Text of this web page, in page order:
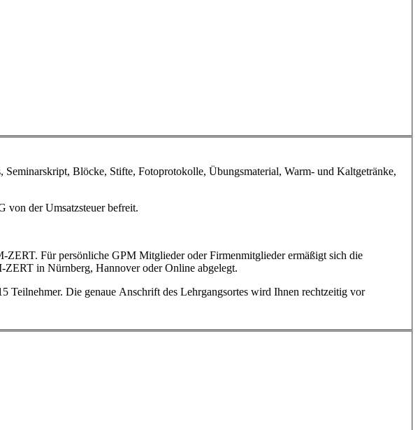
Blöcke, Stifte, Fotoprotokolle, Übungsmaterial, Warm- und Kaltgetränke,
von der Umsatzsteuer befreit.
ZERT. Für persönliche GPM Mitglieder oder Firmenmitglieder ermäßigt sich die
in Nürnberg, Hannover oder Online abgelegt.
Teilnehmer. Die genaue Anschrift des Lehrgangsortes wird Ihnen rechtzeitig vor